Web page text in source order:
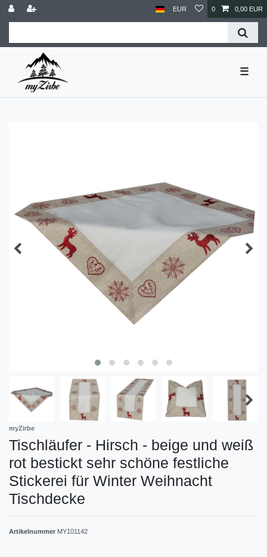
EUR 0 0,00 EUR
☰
myZirbe
Tischläufer - Hirsch - beige und weiß
rot bestickt sehr schöne festliche
Stickerei für Winter Weihnacht
Tischdecke
Artikelnummer MY101142